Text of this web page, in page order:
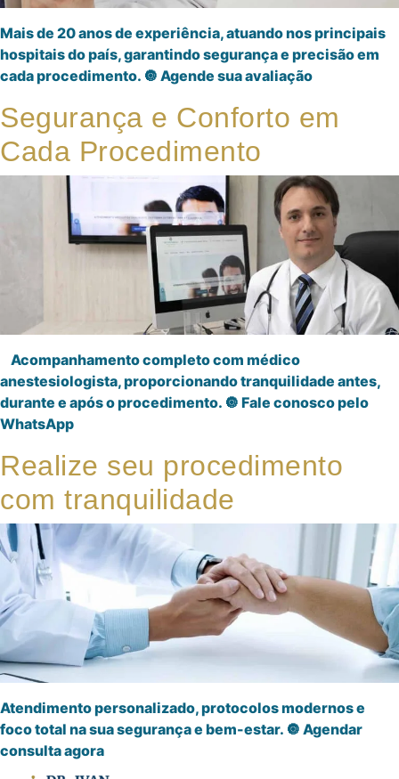
Mais de 20 anos de experiência, atuando nos principais
hospitais do país, garantindo segurança e precisão em
cada procedimento. 🔘 Agende sua avaliação
Segurança e Conforto em
Cada Procedimento
Acompanhamento completo com médico
anestesiologista, proporcionando tranquilidade antes,
durante e após o procedimento. 🔘 Fale conosco pelo
WhatsApp
Realize seu procedimento
com tranquilidade
Atendimento personalizado, protocolos modernos e
foco total na sua segurança e bem-estar. 🔘 Agendar
consulta agora